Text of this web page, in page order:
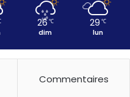
26 ℃
dim
29 ℃
lun
Commentaires